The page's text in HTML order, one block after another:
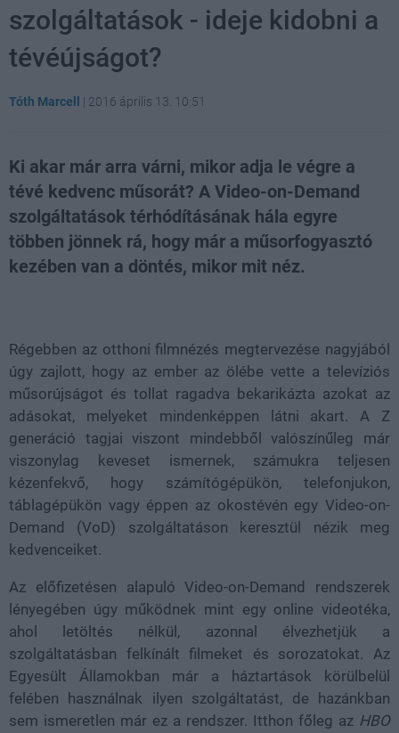
szolgáltatások - ideje kidobni a
tévéújságot?
Tóth Marcell | 2016 április 13. 10:51
Ki akar már arra várni, mikor adja le végre a
tévé kedvenc műsorát? A Video-on-Demand
szolgáltatások térhódításának hála egyre
többen jönnek rá, hogy már a műsorfogyasztó
kezében van a döntés, mikor mit néz.
Régebben az otthoni filmnézés megtervezése nagyjából
úgy zajlott, hogy az ember az ölébe vette a televíziós
műsorújságot és tollat ragadva bekarikázta azokat az
adásokat, melyeket mindenképpen látni akart. A Z
generáció tagjai viszont mindebből valószínűleg már
viszonylag keveset ismernek, számukra teljesen
kézenfekvő, hogy számítógépükön, telefonjukon,
táblagépükön vagy éppen az okostévén egy Video-on-
Demand (VoD) szolgáltatáson keresztül nézik meg
kedvenceiket.
Az előfizetésen alapuló Video-on-Demand rendszerek
lényegében úgy működnek mint egy online videotéka,
ahol letöltés nélkül, azonnal élvezhetjük a
szolgáltatásban felkínált filmeket és sorozatokat. Az
Egyesült Államokban már a háztartások körülbelül
felében használnak ilyen szolgáltatást, de hazánkban
sem ismeretlen már ez a rendszer. Itthon főleg az HBO